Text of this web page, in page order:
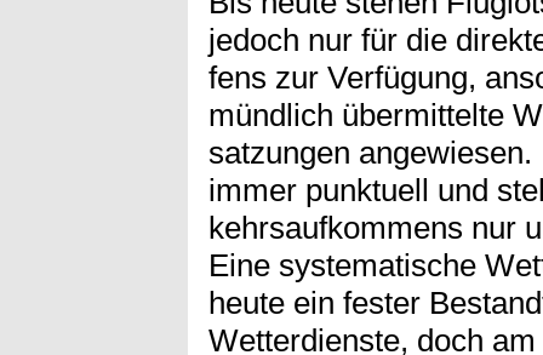
jedoch nur für die
fens zur Verfügung,
mündlich übermittelte
satzungen
immer punktuell und
kehrsaufkommens nur
Eine systematische
heute ein fester
Wetterdienste, doch